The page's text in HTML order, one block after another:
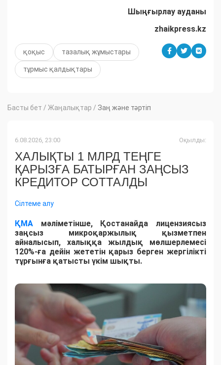
Шыңғырлау ауданы
zhaikpress.kz
қоқыс тазалық жұмыстары
тұрмыс қалдықтары
Басты бет / Жаңалықтар / Заң және тәртіп
6.08.2026, 23:00 Оқылды:
ХАЛЫҚТЫ 1 МЛРД ТЕҢГЕ
ҚАРЫЗҒА БАТЫРҒАН ЗАҢСЫЗ
КРЕДИТОР СОТТАЛДЫ
Сілтеме алу
ҚМА мәліметінше, Қостанайда лицензиясыз
заңсыз микроқаржылық қызметпен
айналысып, халыққа жылдық мөлшерлемесі
120%-ға дейін жететін қарыз берген жергілікті
тұрғынға қатысты үкім шықты.